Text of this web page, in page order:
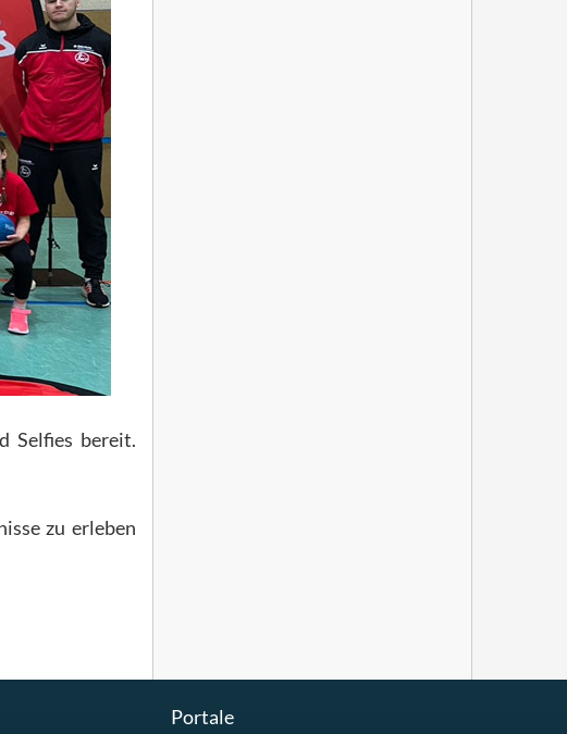
Selfies bereit.
zu erleben
Portale